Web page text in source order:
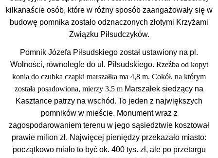
kilkanaście osób, które w różny sposób zaangażowały się w
budowę pomnika zostało odznaczonych złotymi Krzyżami
Związku Piłsudczyków.
Pomnik Józefa Piłsudskiego został ustawiony na pl.
Wolności, równolegle do ul. Piłsudskiego. Rzeźba od kopyt
konia do czubka czapki marszałka ma 4,8 m. Cokół, na którym
została posadowiona, mierzy 3,5 m Marszałek siedzący na
Kasztance patrzy na wschód. To jeden z największych
pomników w mieście. Monument wraz z
zagospodarowaniem terenu w jego sąsiedztwie kosztował
prawie milion zł. Najwięcej pieniędzy przekazało miasto:
początkowo miało to być ok. 400 tys. zł, ale po przetargu